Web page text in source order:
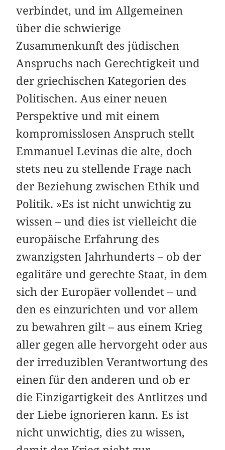
verbindet, und im Allgemeinen
über die schwierige
Zusammenkunft des jüdischen
Anspruchs nach Gerechtigkeit und
der griechischen Kategorien des
Politischen. Aus einer neuen
Perspektive und mit einem
kompromisslosen Anspruch stellt
Emmanuel Levinas die alte, doch
stets neu zu stellende Frage nach
der Beziehung zwischen Ethik und
Politik. »Es ist nicht unwichtig zu
wissen – und dies ist vielleicht die
europäische Erfahrung des
zwanzigsten Jahrhunderts – ob der
egalitäre und gerechte Staat, in dem
sich der Europäer vollendet – und
den es einzurichten und vor allem
zu bewahren gilt – aus einem Krieg
aller gegen alle hervorgeht oder aus
der irreduziblen Verantwortung des
einen für den anderen und ob er
die Einzigartigkeit des Antlitzes und
der Liebe ignorieren kann. Es ist
nicht unwichtig, dies zu wissen,